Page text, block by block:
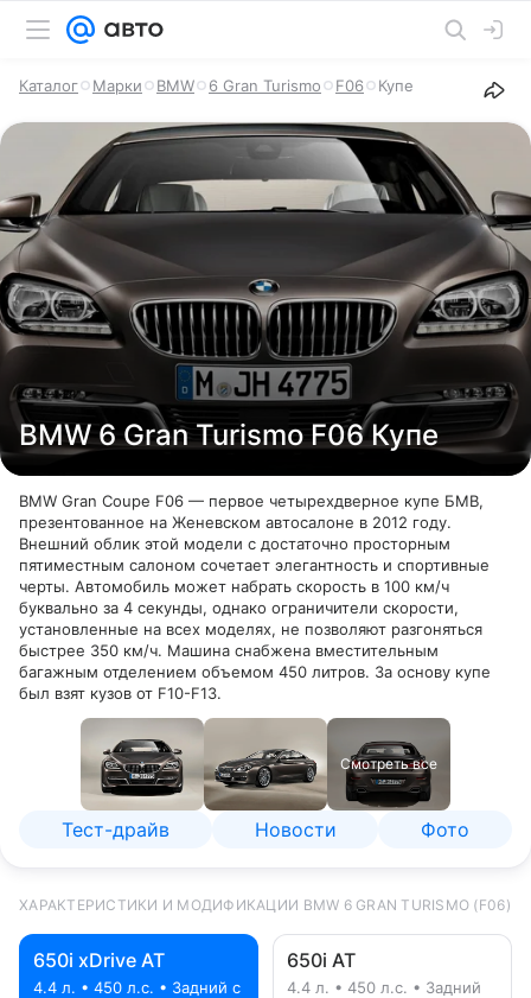
Каталог Марки BMW 6 Gran Turismo F06 Купе
BMW 6 Gran Turismo F06 Купе
BMW Gran Coupe F06 — первое четырехдверное купе БМВ,
презентованное на Женевском автосалоне в 2012 году.
Внешний облик этой модели с достаточно просторным
пятиместным салоном сочетает элегантность и спортивные
черты. Автомобиль может набрать скорость в 100 км/ч
буквально за 4 секунды, однако ограничители скорости,
установленные на всех моделях, не позволяют разгоняться
быстрее 350 км/ч. Машина снабжена вместительным
багажным отделением объемом 450 литров. За основу купе
был взят кузов от F10-F13.
Смотреть все
Тест-драйв Новости Фото
ХАРАКТЕРИСТИКИ И МОДИФИКАЦИИ BMW 6 GRAN TURISMO (F06)
650i xDrive AT
4.4 л. • 450 л.с. • Задний с
650i AT
4.4 л. • 450 л.с. • Задний